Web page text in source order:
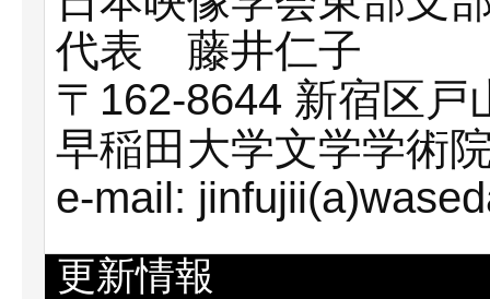
代表 藤井仁子
〒162-8644 新宿区戸
早稲田大学文学学術
e-mail:
更新情報